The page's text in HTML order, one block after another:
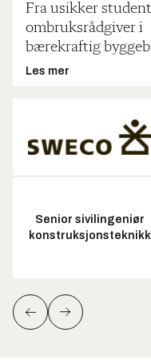
Fra usikker
ombruksrådgiver i
bærekraftig
Les mer
Senior sivilingeniør
konstruksjonsteknikk